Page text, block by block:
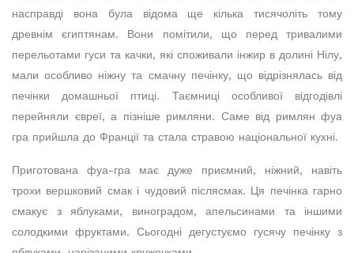
насправді вона була відома ще кілька тисячоліть тому
древнім єгиптянам. Вони помітили, що перед тривалими
перельотами гуси та качки, які споживали інжир в долині Нілу,
мали особливо ніжну та смачну печінку, що відрізнялась від
печінки домашньої птиці. Таємниці особливої відгодівлі
перейняли євреї, а пізніше римляни. Саме від римлян фуа
гра прийшла до Франції та стала стравою національної кухні.
Приготована фуа-гра має дуже приємний, ніжний, навіть
трохи вершковий смак і чудовий післясмак. Ця печінка гарно
смакує з яблуками, виноградом, апельсинами та іншими
солодкими фруктами. Сьогодні дегустуємо гусячу печінку з